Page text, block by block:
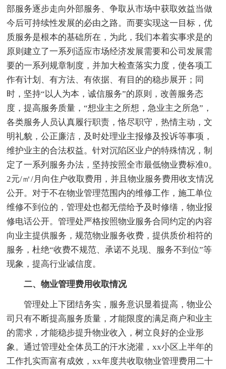
部服务逐步走向外部服务、争取从市场中获取效益当做
今后可持续性发展的必由之路。而要实现这一目标，优
质服务是根本的基础所在，为此，我们本着实事求是的
原则建立了一系列适应市场经济发展需要和公司发展需
要的一系列规章制度，并加大检查落实力度，使各项工
作有计划、有方法、有依据、有目的的稳步展开；同
时，坚持“以人为本，诚信服务”的原则，改善服务态
度，提高服务质量，“想业主之所想，急业主之所急”，
各类服务人员认真履行职责，恪尽职守，热情主动，文
明礼貌，公正廉洁，及时处理业主报修及投诉等事项，
维护业主的合法权益。针对沉陷区业户的特殊情况，制
定了一系列服务办法，坚持按照全市最低物业费标准0。
2元/㎡/月向住户收取费用，并且物业服务费用收支情况
公开。对于不在物业管理范围内的维修工作，施工单位
维修不到位的，管理处也都无偿给予及时修缮，物业报
修电话公开。管理处严格按照物业服务合同约定的内容
向业主提供服务，规范物业服务收费，提供质价相符的
服务，杜绝“收费不规范、承诺不兑现、服务不到位”等
现象，提高行业诚信度。
二、物业管理费用收取情况
管理处上下团结务实，服务意识显着提高，物业公
司只有不断提高服务质量，才能限度的满足商户和业主
的需求，才能稳步提升物业收入，树立良好的企业形
象。通过管理处全体员工的汗水浇灌，xx小区上半年的
工作扎实而富有成效，xx年度共收取物业管理费用二十